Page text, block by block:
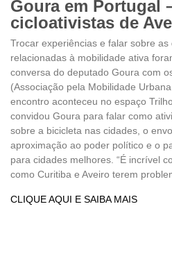
Goura em Portugal
cicloativistas de
Trocar experiências e falar sobre
relacionadas à mobilidade ativa
conversa do deputado Goura com
(Associação pela Mobilidade
encontro aconteceu no espaço
convidou Goura para falar como
sobre a bicicleta nas cidades, o
aproximação ao poder político e o
para cidades melhores. “É incrível
como Curitiba e Aveiro terem
CLIQUE AQUI E SAIBA MAIS